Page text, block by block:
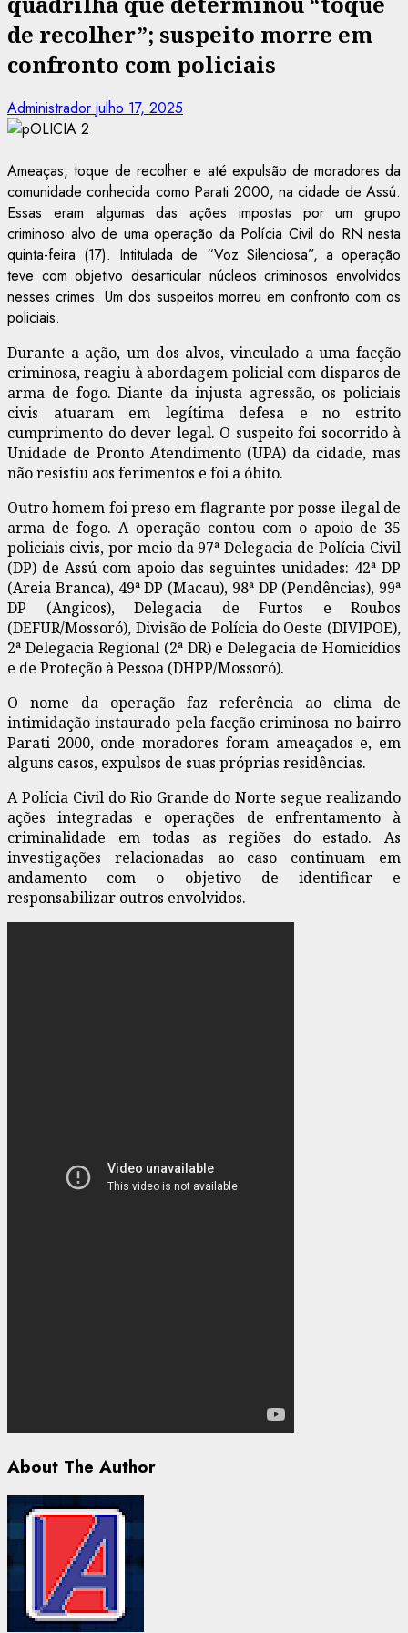
de recolher”; suspeito morre em
confronto com policiais
Administrador julho 17, 2025
Ameaças, toque de recolher e até expulsão de moradores da
comunidade conhecida como Parati 2000, na cidade de Assú.
Essas eram algumas das ações impostas por um grupo
criminoso alvo de uma operação da Polícia Civil do RN nesta
quinta-feira (17). Intitulada de “Voz Silenciosa”, a operação
teve com objetivo desarticular núcleos criminosos envolvidos
nesses crimes. Um dos suspeitos morreu em confronto com os
policiais.
Durante a ação, um dos alvos, vinculado a uma facção
criminosa, reagiu à abordagem policial com disparos de
arma de fogo. Diante da injusta agressão, os policiais
civis atuaram em legítima defesa e no estrito
cumprimento do dever legal. O suspeito foi socorrido à
Unidade de Pronto Atendimento (UPA) da cidade, mas
não resistiu aos ferimentos e foi a óbito.
Outro homem foi preso em flagrante por posse ilegal de
arma de fogo. A operação contou com o apoio de 35
policiais civis, por meio da 97ª Delegacia de Polícia Civil
(DP) de Assú com apoio das seguintes unidades: 42ª DP
(Areia Branca), 49ª DP (Macau), 98ª DP (Pendências), 99ª
DP (Angicos), Delegacia de Furtos e Roubos
(DEFUR/Mossoró), Divisão de Polícia do Oeste (DIVIPOE),
2ª Delegacia Regional (2ª DR) e Delegacia de Homicídios
e de Proteção à Pessoa (DHPP/Mossoró).
O nome da operação faz referência ao clima de
intimidação instaurado pela facção criminosa no bairro
Parati 2000, onde moradores foram ameaçados e, em
alguns casos, expulsos de suas próprias residências.
A Polícia Civil do Rio Grande do Norte segue realizando
ações integradas e operações de enfrentamento à
criminalidade em todas as regiões do estado. As
investigações relacionadas ao caso continuam em
andamento com o objetivo de identificar e
responsabilizar outros envolvidos.
About The Author